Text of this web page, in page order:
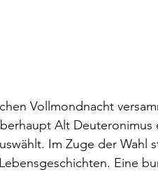
Vollmondnacht
Alt Deuteronimus
Im Zuge der Wahl
Eine